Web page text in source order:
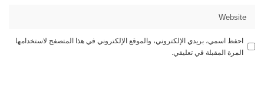
احفظ اسمي، بريدي الإلكتروني، والموقع الإلكتروني في هذا المتصفح لاستخدامها
المرة المقبلة في تعليقي.